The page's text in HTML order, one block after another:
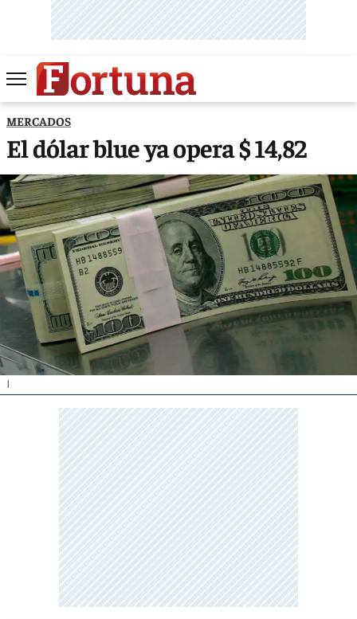
MERCADOS
El dólar blue ya opera $ 14,82